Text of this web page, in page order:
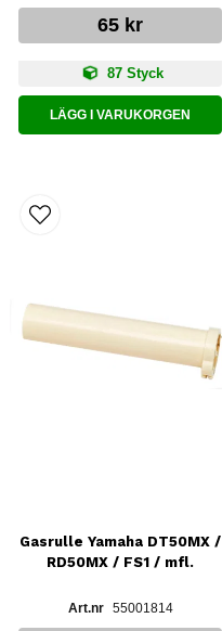
65 kr
87 Styck
LÄGG I VARUKORGEN
Gasrulle Yamaha DT50MX /
RD50MX / FS1 / mfl.
55001814